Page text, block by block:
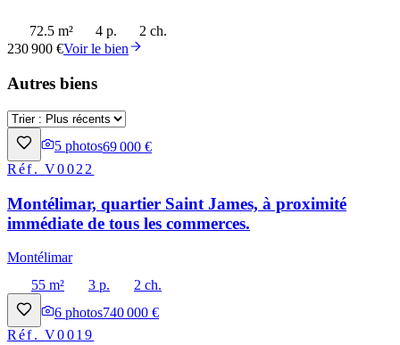
72.5 m² 4 p.
2 ch.
230 900 €Voir le bien
Autres biens
5 photos69 000 €
Réf.V0022
Montélimar, quartier Saint James, à proximité
immédiate de tous les commerces.
Montélimar
55 m²
3 p.
2 ch.
6 photos740 000 €
Réf.V0019